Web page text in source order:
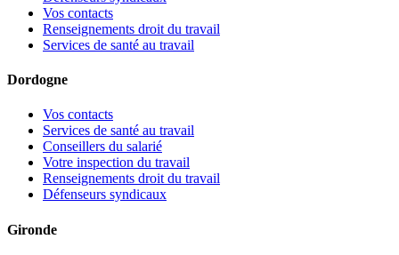
Vos contacts
Renseignements droit du travail
Services de santé au travail
Dordogne
Vos contacts
Services de santé au travail
Conseillers du salarié
Votre inspection du travail
Renseignements droit du travail
Défenseurs syndicaux
Gironde